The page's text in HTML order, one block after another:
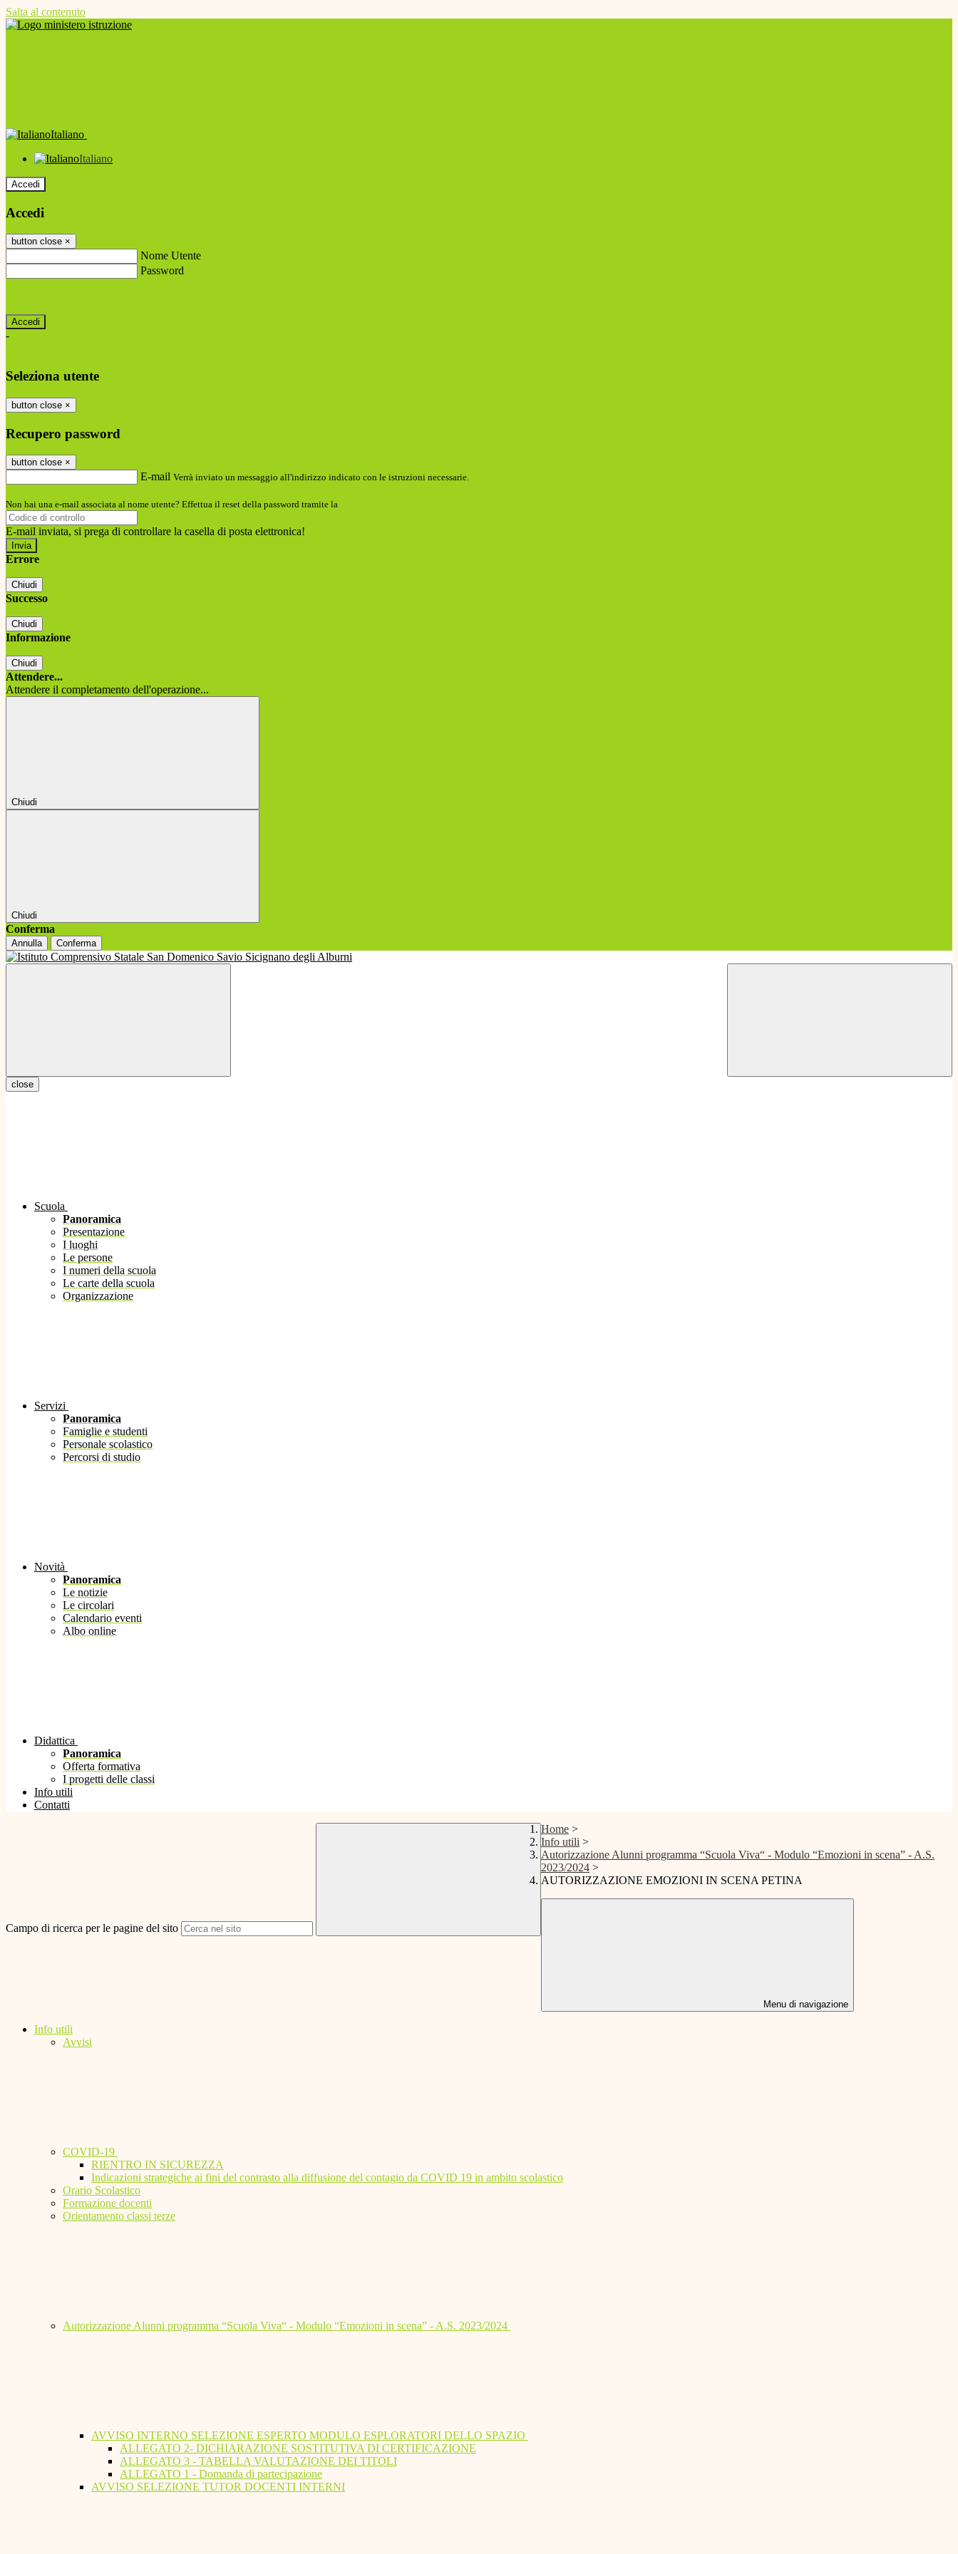
Salta al contenuto
Italiano
Italiano
Accedi
Accedi
button close ×
Nome Utente
Password
-
Seleziona utente
button close ×
Recupero password
button close ×
E-mail Verrà inviato un messaggio all'indirizzo indicato con le istruzioni necessarie.
Non hai una e-mail associata al nome utente? Effettua il reset della password tramite la
E-mail inviata, si prega di controllare la casella di posta elettronica!
Errore
Chiudi
Successo
Chiudi
Informazione
Chiudi
Attendere...
Attendere il completamento dell'operazione...
Chiudi
Chiudi
Conferma
Annulla Conferma
close
Scuola
Panoramica
Presentazione
I luoghi
Le persone
I numeri della scuola
Le carte della scuola
Organizzazione
Servizi
Panoramica
Famiglie e studenti
Personale scolastico
Percorsi di studio
Novità
Panoramica
Le notizie
Le circolari
Calendario eventi
Albo online
Didattica
Panoramica
Offerta formativa
I progetti delle classi
Info utili
Contatti
Campo di ricerca per le pagine del sito
Home >
Info utili >
Autorizzazione Alunni programma “Scuola Viva“ - Modulo “Emozioni in scena” - A.S.
2023/2024 >
AUTORIZZAZIONE EMOZIONI IN SCENA PETINA
Menu di navigazione
Info utili
Avvisi
COVID-19
RIENTRO IN SICUREZZA
Indicazioni strategiche ai fini del contrasto alla diffusione del contagio da COVID 19 in ambito scolastico
Orario Scolastico
Formazione docenti
Orientamento classi terze
Autorizzazione Alunni programma “Scuola Viva“ - Modulo “Emozioni in scena” - A.S. 2023/2024
AVVISO INTERNO SELEZIONE ESPERTO MODULO ESPLORATORI DELLO SPAZIO
ALLEGATO 2- DICHIARAZIONE SOSTITUTIVA DI CERTIFICAZIONE
ALLEGATO 3 - TABELLA VALUTAZIONE DEI TITOLI
ALLEGATO 1 - Domanda di partecipazione
AVVISO SELEZIONE TUTOR DOCENTI INTERNI